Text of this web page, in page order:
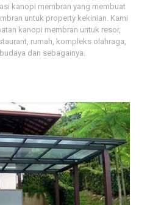
kanopi membran yang membuat
untuk property kekinian. Kami
kanopi membran untuk resor,
rumah, kompleks olahraga,
dan sebagainya.